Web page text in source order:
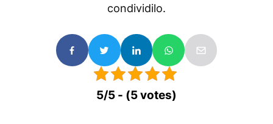
condividilo.
5/5 - (5 votes)